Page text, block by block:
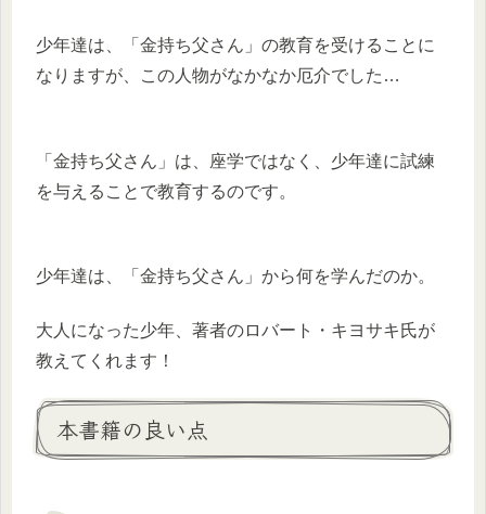
少年達は、「金持ち父さん」の教育を受けることに
なりますが、この人物がなかなか厄介でした…
「金持ち父さん」は、座学ではなく、少年達に試練
を与えることで教育するのです。
少年達は、「金持ち父さん」から何を学んだのか。
大人になった少年、著者のロバート・キヨサキ氏が
教えてくれます！
本書籍の良い点